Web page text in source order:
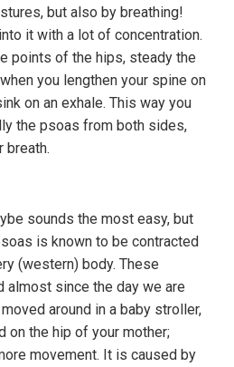
but also by breathing!
it with a lot of concentration.
points of the hips, steady the
you lengthen your spine on
on an exhale. This way you
the psoas from both sides,
breath.
sounds the most easy, but
is known to be contracted
(western) body. These
almost since the day we are
around in a baby stroller,
on the hip of your mother;
movement. It is caused by